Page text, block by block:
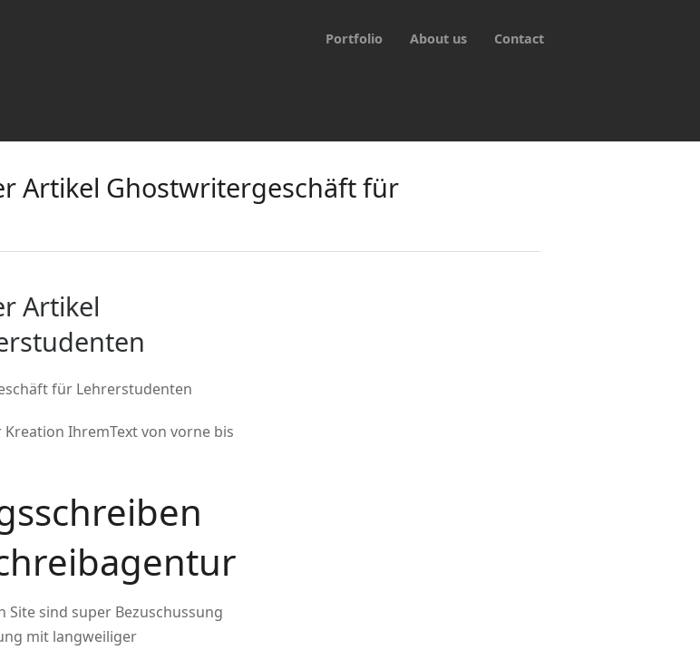
Portfolio About us Contact
Artikel Ghostwritergeschäft für
Artikel
für Lehrerstudenten
IhremText von vorne bis
sind super Bezuschussung
mit langweiliger